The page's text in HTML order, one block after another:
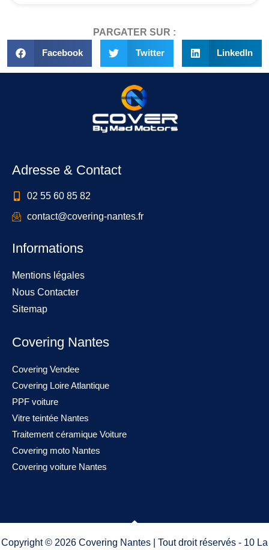
PARGATER SUR :
Facebook Twitter LinkedIn
Adresse & Contact
02 55 60 85 82
contact@covering-nantes.fr
Informations
Mentions légales
Nous Contacter
Sitemap
Covering Nantes
Covering Vendee
Covering Loire Atlantique
PPF voiture
Vitre teintée Nantes
Traitement céramique Voiture
Covering moto Nantes
Covering voiture Nantes
Copyright © 2026 Covering Nantes | Tout droit réservés - 10 La